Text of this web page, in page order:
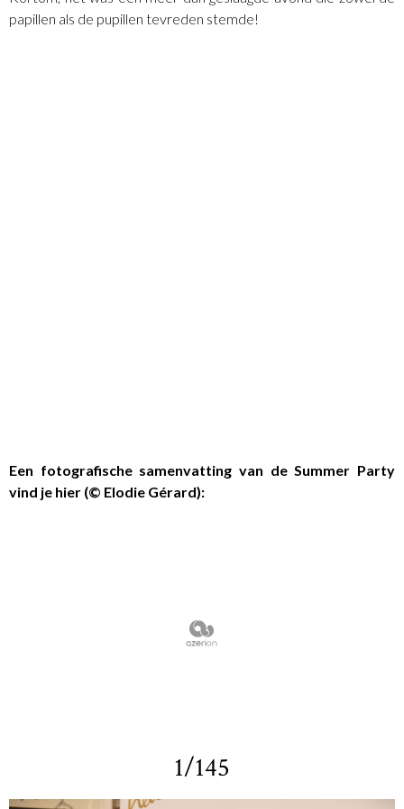
papillen als de pupillen tevreden stemde!
Een fotografische samenvatting van de Summer Party
vind je hier (© Elodie Gérard):
1/145